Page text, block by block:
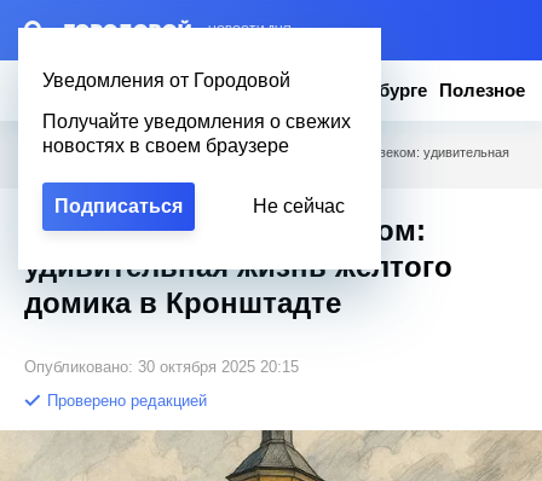
– НОВОСТИ ДНЯ
Уведомления от Городовой
Получайте уведомления о свежих
новостях в своем браузере
Подписаться Не сейчас
Новости Эксклюзив Вопросы о Петербурге Полезное
Городовой Новости Петербурга / Море говорит с человеком: удивительная
Море говорит с человеком:
удивительная жизнь жёлтого
домика в Кронштадте
Опубликовано: 30 октября 2025 20:15
Проверено редакцией